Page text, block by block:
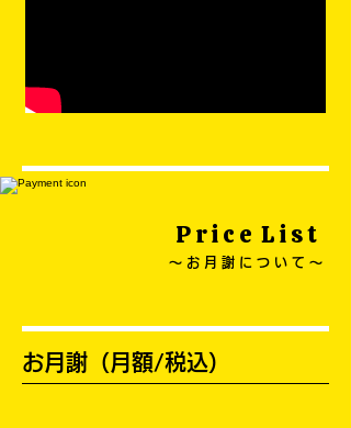
P r i c e L i s t
〜 お 月 謝 に つ い て 〜
お月謝（月額/税込）